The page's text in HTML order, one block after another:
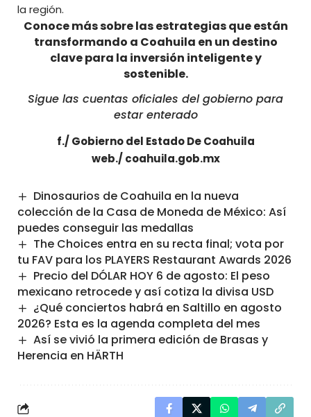
la región.
Conoce más sobre las estrategias que están
transformando a Coahuila en un destino
clave para la inversión inteligente y
sostenible.
Sigue las cuentas oficiales del gobierno para
estar enterado
f./ Gobierno del Estado De Coahuila
web./ coahuila.gob.mx
Dinosaurios de Coahuila en la nueva
colección de la Casa de Moneda de México: Así
puedes conseguir las medallas
The Choices entra en su recta final; vota por
tu FAV para los PLAYERS Restaurant Awards 2026
Precio del DÓLAR HOY 6 de agosto: El peso
mexicano retrocede y así cotiza la divisa USD
¿Qué conciertos habrá en Saltillo en agosto
2026? Esta es la agenda completa del mes
Así se vivió la primera edición de Brasas y
Herencia en HÄRTH